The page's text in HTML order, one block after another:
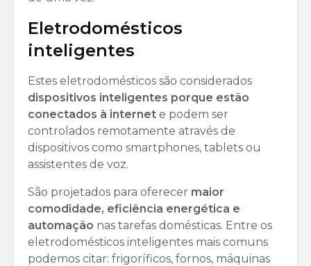
Eletrodomésticos
inteligentes
Estes eletrodomésticos são considerados
dispositivos inteligentes porque estão
conectados à internet e podem ser
controlados remotamente através de
dispositivos como smartphones, tablets ou
assistentes de voz.
São projetados para oferecer maior
comodidade, eficiência energética e
automação nas tarefas domésticas. Entre os
eletrodomésticos inteligentes mais comuns
podemos citar: frigoríficos, fornos, máquinas